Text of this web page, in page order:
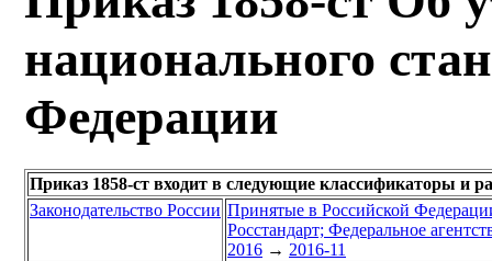
национального
Федерации
Приказ 1858-ст входит в следующие классификаторы и
Законодательство России Принятые в Российской
Росстандарт; Федеральное
2016 → 2016-11